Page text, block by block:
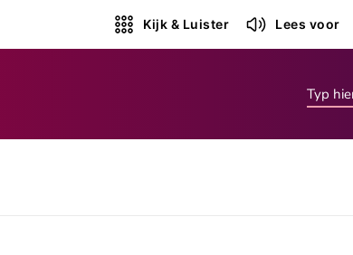
Kijk & Luister Lees voor